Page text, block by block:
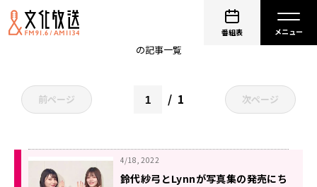
番組表
の記事一覧
前ページ 1 次ページ
4/18, 2022
鈴代紗弓とLynnが写真集の発売にち